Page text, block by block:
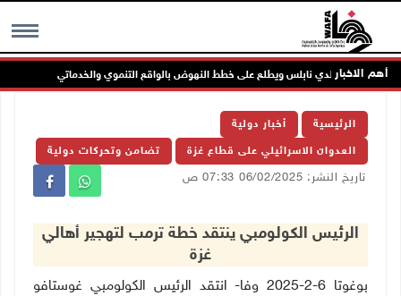
MENU أهم الاخبار
مجلس بلدي نابلس ويطلع على خطط النهوض بالواقع التنموي والخدماتي
الرئيسية أخبار دولية
العدوان الاسرائيلي على قطاع غزة تضامن وتحركات دولية
تاريخ النشر: 06/02/2025 07:33 ص
الرئيس الكولومبي ينتقد خطة ترمب لتهجير أهالي
غزة
بوغوتا 6-2-2025 وفا- انتقد الرئيس الكولومبي غوستافو